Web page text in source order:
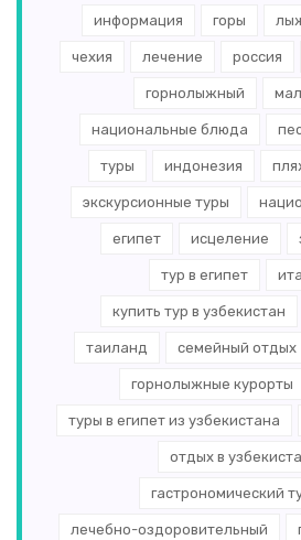
информация горы
чехия лечение россия
горнолыжный
национальные блюда
туры индонезия
экскурсионные туры
египет исцеление
тур в египет
купить тур в узбекистан
таиланд семейный отдых
горнолыжные курорты
туры в египет из узбекистана
отдых в
гастрономический
лечебно-оздоровительный